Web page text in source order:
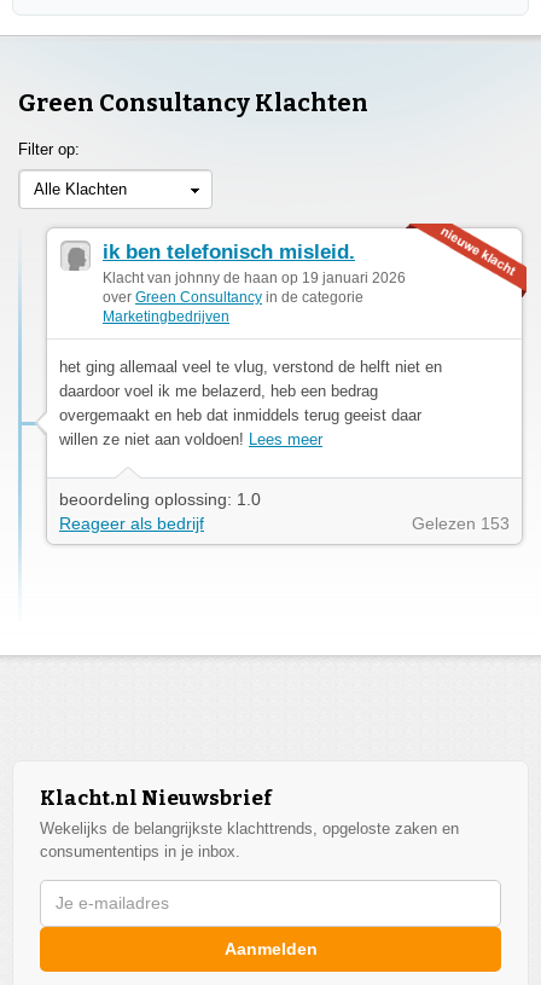
Green Consultancy Klachten
Filter op:
Alle Klachten
ik ben telefonisch misleid.
Klacht van johnny de haan op 19 januari 2026
over Green Consultancy in de categorie
Marketingbedrijven
het ging allemaal veel te vlug, verstond de helft niet en
daardoor voel ik me belazerd, heb een bedrag
overgemaakt en heb dat inmiddels terug geeist daar
willen ze niet aan voldoen! Lees meer
beoordeling oplossing: 1.0
Reageer als bedrijf
Gelezen 153
Klacht.nl Nieuwsbrief
Wekelijks de belangrijkste klachttrends, opgeloste zaken en
consumententips in je inbox.
Aanmelden